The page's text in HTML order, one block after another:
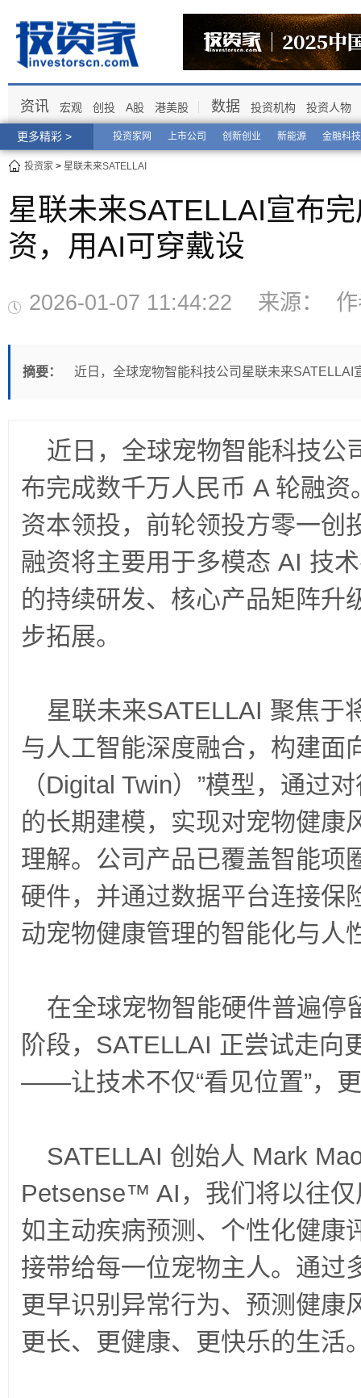
更多精彩 > 投资家网 上市公司 创新创业 新能源 金融科技
资讯 宏观 创投 A股 港美股 数据 投资机构 投资人物
投资家 > 星联未来SATELLAI
星联未来SATELLAI宣布
资，用AI可穿戴设
2026-01-07 11:44:22 来源：
摘要： 近日，全球宠物智能科技公司星联未来SATELLAI
近日，全球宠物智能科技公
布完成数千万人民币 A 轮融资
资本领投， 前轮领投方零一创
融资将主要用于多模态 AI 技
的持续研发、核心产品矩阵升
步拓展。
星联未来SATELLAI 聚焦于
与人工智能深度融合，构建面
（Digital Twin） ”模型，通过
的长期建模，实现对宠物健康
理解。公司产品已覆盖智能项
硬件，并通过数据平台连接保
动宠物健康管理的智能化与人
在全球宠物智能硬件普遍停
阶段， SATELLAI 正尝试走向
——让技术不仅“看见位置”，
SATELLAI 创始人 Mark
Petsense™ AI ，我们将以往
如主动疾病预测、个性化健康
接带给每一位宠物主人。通过
更早识别异常行为、预测健康
更长、更健康、更快乐的生活